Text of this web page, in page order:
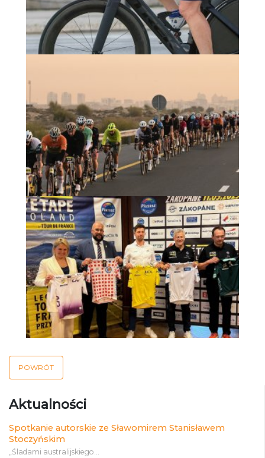
Aktualności
Spotkanie autorskie ze Sławomirem Stanisławem
Stoczyńskim
„Śladami australijskiego...
POWRÓT